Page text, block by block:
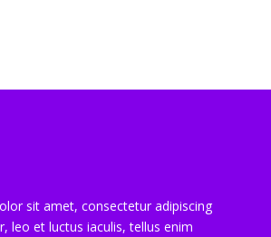
sit amet, consectetur adipiscing
leo et luctus iaculis, tellus enim